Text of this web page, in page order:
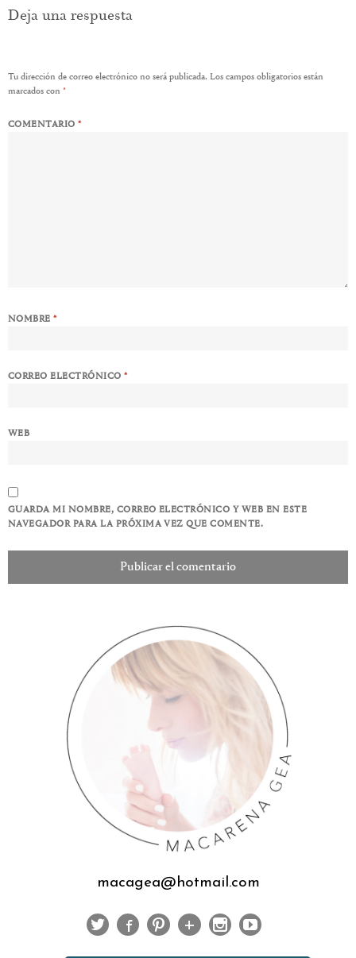
Deja una respuesta
Tu dirección de correo electrónico no será publicada. Los campos obligatorios están
marcados con *
COMENTARIO*
NOMBRE*
CORREO ELECTRÓNICO*
WEB
GUARDA MI NOMBRE, CORREO ELECTRÓNICO Y WEB EN ESTE
NAVEGADOR PARA LA PRÓXIMA VEZ QUE COMENTE.
macagea@hotmail.com